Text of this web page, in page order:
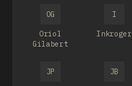
OG
Oriol
Gilabert
I
Inkroger
JP JB